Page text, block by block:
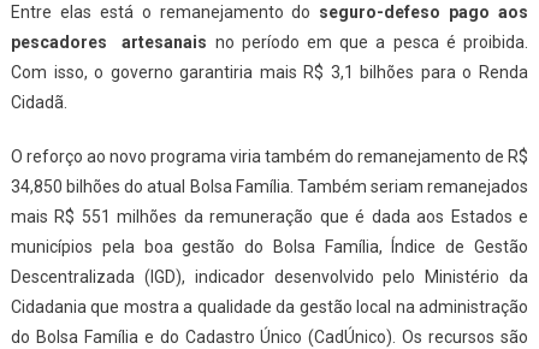
Entre elas está o remanejamento do seguro-defeso pago aos
pescadores artesanais no período em que a pesca é proibida.
Com isso, o governo garantiria mais R$ 3,1 bilhões para o Renda
Cidadã.
O reforço ao novo programa viria também do remanejamento de R$
34,850 bilhões do atual Bolsa Família. Também seriam remanejados
mais R$ 551 milhões da remuneração que é dada aos Estados e
municípios pela boa gestão do Bolsa Família, Índice de Gestão
Descentralizada (IGD), indicador desenvolvido pelo Ministério da
Cidadania que mostra a qualidade da gestão local na administração
do Bolsa Família e do Cadastro Único (CadÚnico). Os recursos são